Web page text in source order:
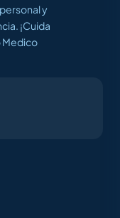
y
¡Cuida
Medico